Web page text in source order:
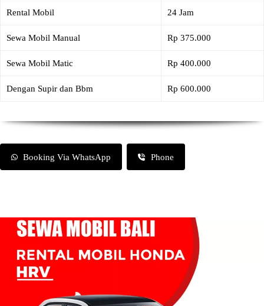
Rental Mobil 24 Jam
Sewa Mobil Manual Rp 375.000
Sewa Mobil Matic Rp 400.000
Dengan Supir dan Bbm Rp 600.000
Booking Via WhatsApp Phone